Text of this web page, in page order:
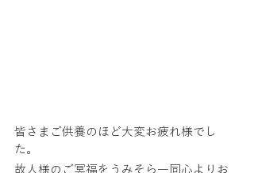
皆さまご供養のほど大変お疲れ様でし
た。
故人様のご冥福をうみそら一同心よりお